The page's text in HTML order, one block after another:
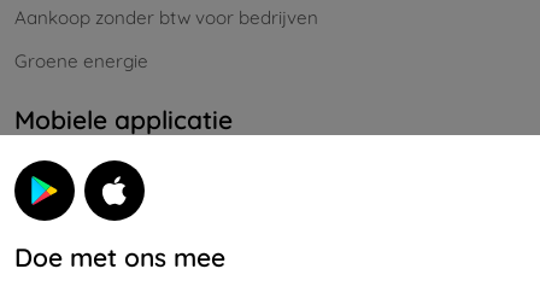
Aankoop zonder btw voor bedrijven
Groene energie
Mobiele applicatie
Doe met ons mee